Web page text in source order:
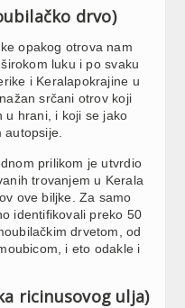
drvo)
opakog otrova nam
luku i po svaku
i Keralapokrajine u
srčani otrov koji
u hrani, i koji se jako
prilikom je utvrdio
trovanjem u Kerala
ove biljke. Za samo
identifikovali preko 50
drvetom, od
i eto odakle i
ricinusovog ulja)